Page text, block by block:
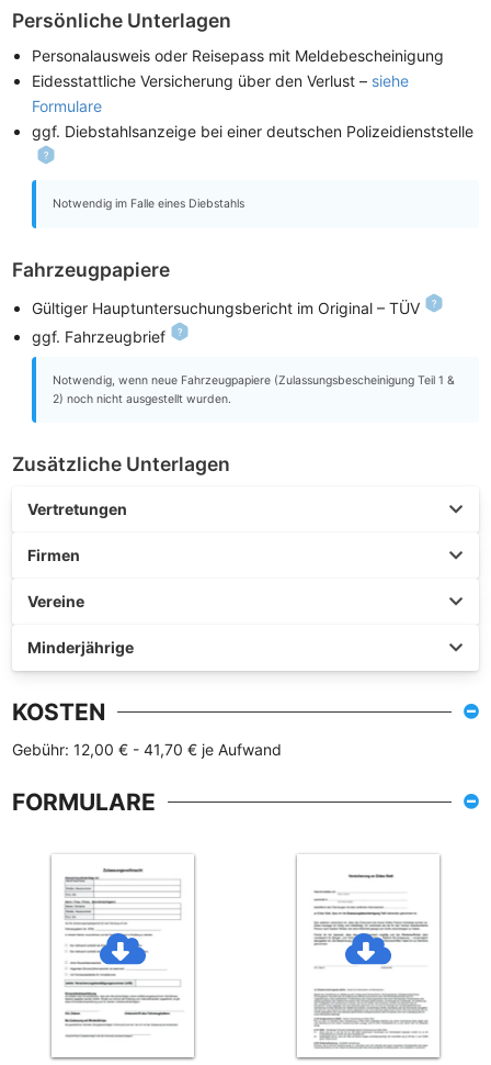
Persönliche Unterlagen
Personalausweis oder Reisepass mit Meldebescheinigung
Eidesstattliche Versicherung über den Verlust – siehe
Formulare
ggf. Diebstahlsanzeige bei einer deutschen Polizeidienststelle
Notwendig im Falle eines Diebstahls
Fahrzeugpapiere
Gültiger Hauptuntersuchungsbericht im Original – TÜV
ggf. Fahrzeugbrief
Notwendig, wenn neue Fahrzeugpapiere (Zulassungsbescheinigung Teil 1 &
2) noch nicht ausgestellt wurden.
Zusätzliche Unterlagen
Vertretungen
Firmen
Vereine
Minderjährige
KOSTEN
Gebühr: 12,00 € - 41,70 € je Aufwand
FORMULARE